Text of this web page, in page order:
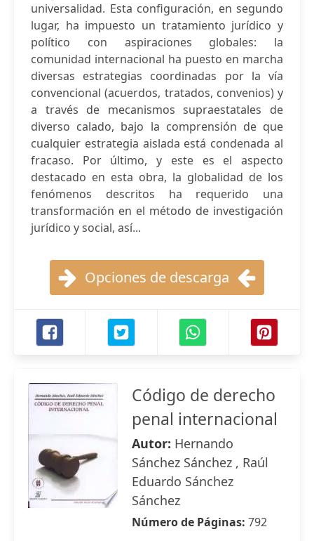
universalidad. Esta configuración, en segundo
lugar, ha impuesto un tratamiento jurídico y
político con aspiraciones globales: la
comunidad internacional ha puesto en marcha
diversas estrategias coordinadas por la vía
convencional (acuerdos, tratados, convenios) y
a través de mecanismos supraestatales de
diverso calado, bajo la comprensión de que
cualquier estrategia aislada está condenada al
fracaso. Por último, y este es el aspecto
destacado en esta obra, la globalidad de los
fenómenos descritos ha requerido una
transformación en el método de investigación
jurídico y social, así...
Opciones de descarga
Código de derecho
penal internacional
Autor: Hernando
Sánchez Sánchez , Raúl
Eduardo Sánchez
Sánchez
Número de Páginas: 792